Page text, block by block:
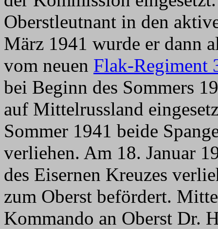
Oberstleutnant in den
März 1941 wurde er dann
vom neuen Flak-Regiment
bei Beginn des Sommers
auf Mittelrussland
Sommer 1941 beide
verliehen. Am 18. Januar
des Eisernen Kreuzes
zum Oberst befördert.
Kommando an Oberst Dr.